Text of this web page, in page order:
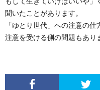
聞いたことがあります。
「ゆとり世代」への注意の
注意を受ける側の問題もあり